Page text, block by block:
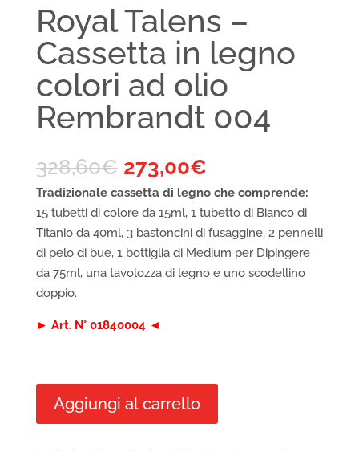
Royal Talens –
Cassetta in legno
colori ad olio
Rembrandt 004
328,60€ 273,00€
Tradizionale cassetta di legno che comprende:
15 tubetti di colore da 15ml, 1 tubetto di Bianco di
Titanio da 40ml, 3 bastoncini di fusaggine, 2 pennelli
di pelo di bue, 1 bottiglia di Medium per Dipingere
da 75ml, una tavolozza di legno e uno scodellino
doppio.
► Art. N° 01840004 ◄
Aggiungi al carrello